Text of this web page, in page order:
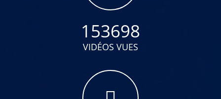
153698
VIDÉOS VUES